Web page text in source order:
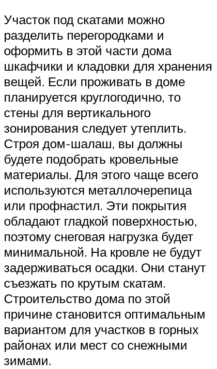
Участок под скатами можно
разделить перегородками и
оформить в этой части дома
шкафчики и кладовки для хранения
вещей. Если проживать в доме
планируется круглогодично, то
стены для вертикального
зонирования следует утеплить.
Строя дом-шалаш, вы должны
будете подобрать кровельные
материалы. Для этого чаще всего
используются металлочерепица
или профнастил. Эти покрытия
обладают гладкой поверхностью,
поэтому снеговая нагрузка будет
минимальной. На кровле не будут
задерживаться осадки. Они станут
съезжать по крутым скатам.
Строительство дома по этой
причине становится оптимальным
вариантом для участков в горных
районах или мест со снежными
зимами.